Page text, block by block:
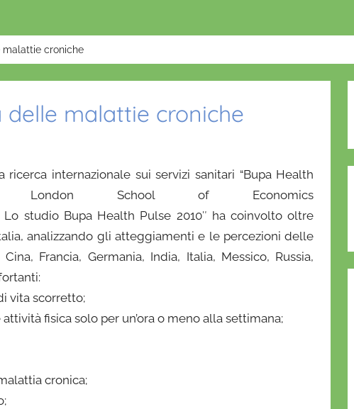
malattie croniche
malattie croniche
internazionale sui servizi sanitari “Bupa Health
London School of Economics
Lo studio Bupa Health Pulse 2010″ ha coinvolto oltre
analizzando gli atteggiamenti e le percezioni delle
Francia, Germania, India, Italia, Messico, Russia,
vita scorretto;
fisica solo per un’ora o meno alla settimana;
cronica;